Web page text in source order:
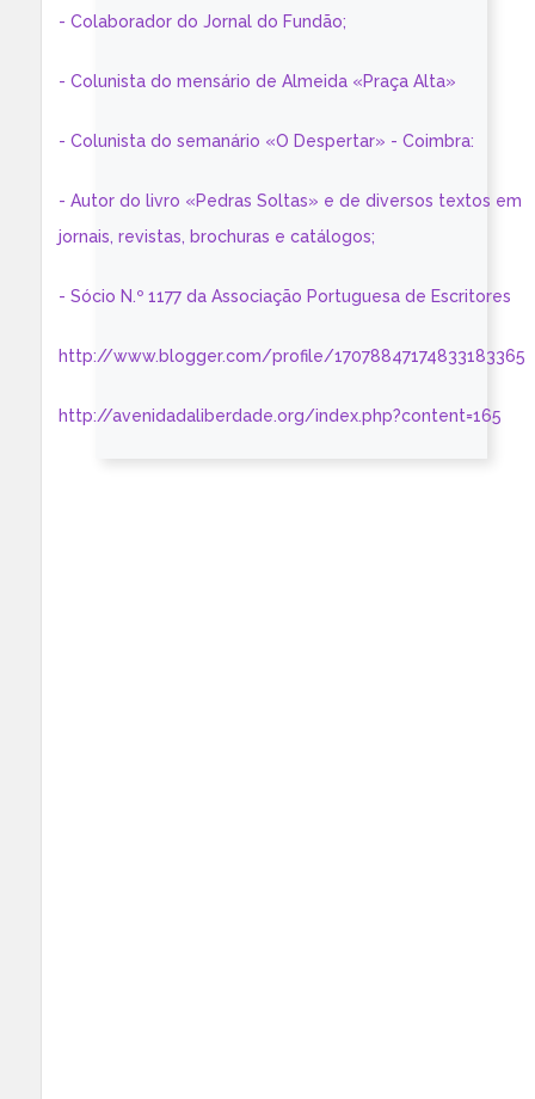
- Colaborador do Jornal do Fundão;
- Colunista do mensário de Almeida «Praça Alta»
- Colunista do semanário «O Despertar» - Coimbra:
- Autor do livro «Pedras Soltas» e de diversos textos em
jornais, revistas, brochuras e catálogos;
- Sócio N.º 1177 da Associação Portuguesa de Escritores
http://www.blogger.com/profile/17078847174833183365
http://avenidadaliberdade.org/index.php?content=165